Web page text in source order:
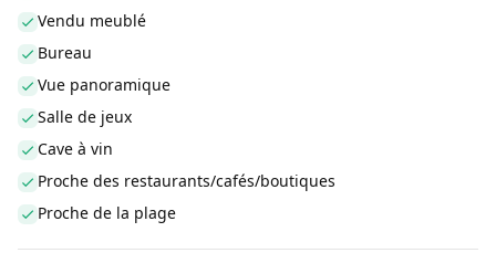
Vendu meublé
Bureau
Vue panoramique
Salle de jeux
Cave à vin
Proche des restaurants/cafés/boutiques
Proche de la plage